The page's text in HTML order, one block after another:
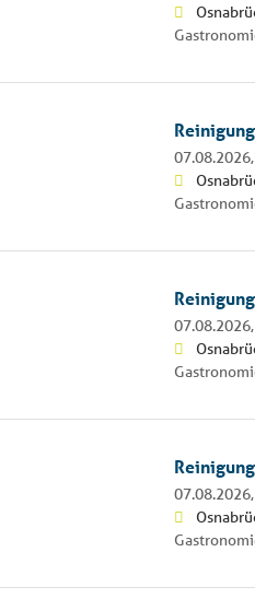
07.08.2026,
07.08.2026,
07.08.2026,